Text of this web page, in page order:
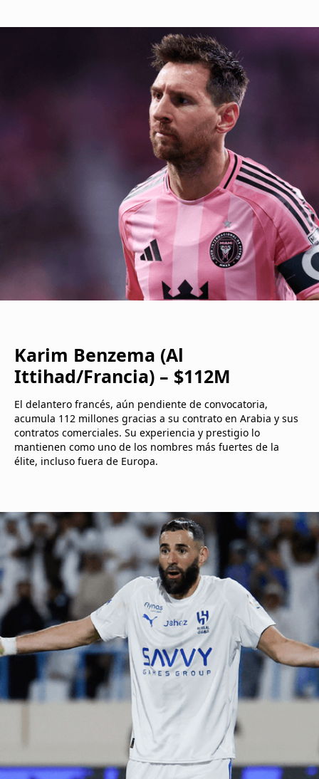
Karim Benzema (Al
Ittihad/Francia) – $112M
El delantero francés, aún pendiente de convocatoria,
acumula 112 millones gracias a su contrato en Arabia y sus
contratos comerciales. Su experiencia y prestigio lo
mantienen como uno de los nombres más fuertes de la
élite, incluso fuera de Europa.